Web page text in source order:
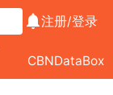
注册/登录
CBNDataBox